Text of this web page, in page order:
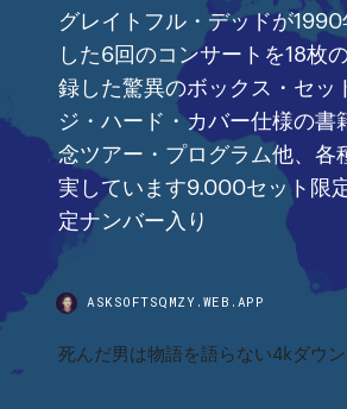
グレイトフル・デッドが
した6回のコンサートを18枚
録した驚異のボックス・セッ
ジ・ハード・カバー仕様の書
念ツアー・プログラム他、各
実しています9.000セット限
定ナンバー入り
ASKSOFTSQMZY.WEB.APP
死んだ男は物語を語らない4kダウ